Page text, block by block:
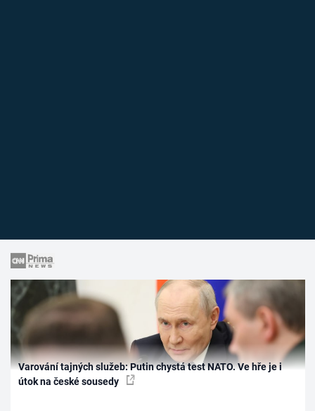
Varování tajných služeb: Putin chystá test NATO. Ve hře je i
útok na české sousedy